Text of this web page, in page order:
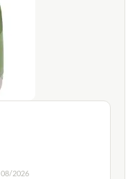
08/2026